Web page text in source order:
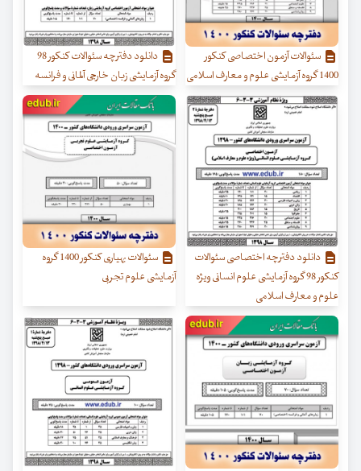
سئوالات آزمون اختصاصی کنکور
1400 گروه آزمایشی علوم و معارف اسلامی
دانلود دفترچه سئوالات کنکور 98
گروه آزمایشی زبان خارجی آلمانی و فرانسه
دانلود دفترچه اختصاصی سئوالات
کنکور 98 گروه آزمایشی علوم انسانی ویژه
علوم و معارف اسلامی
سئوالات بهیاری کنکور 1400 گروه
آزمایشی علوم تجربی